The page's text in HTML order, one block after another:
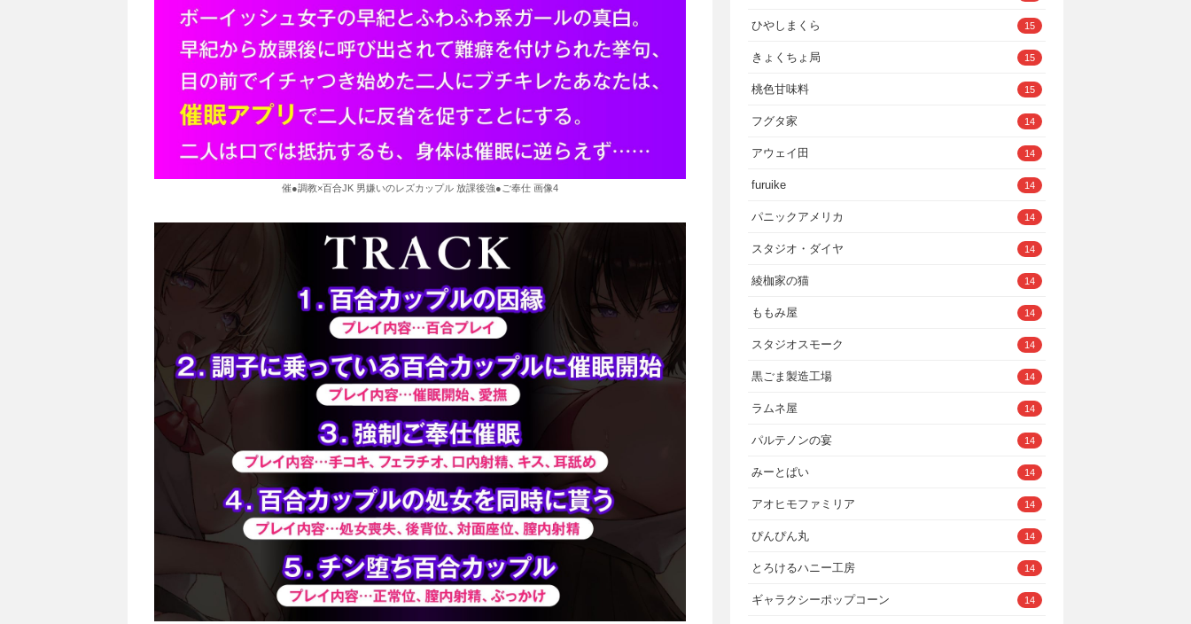
催●調教×百合JK 男嫌いのレズカップル 放課後強●ご奉仕 画像4
ひやしまくら 15
きょくちょ局 15
桃色甘味料 15
フグタ家 14
アウェイ田 14
furuike 14
パニックアメリカ 14
スタジオ・ダイヤ 14
綾枷家の猫 14
ももみ屋 14
スタジオスモーク 14
黒ごま製造工場 14
ラムネ屋 14
パルテノンの宴 14
みーとぱい 14
アオヒモファミリア 14
ぴんぴん丸 14
とろけるハニー工房 14
ギャラクシーポップコーン 14